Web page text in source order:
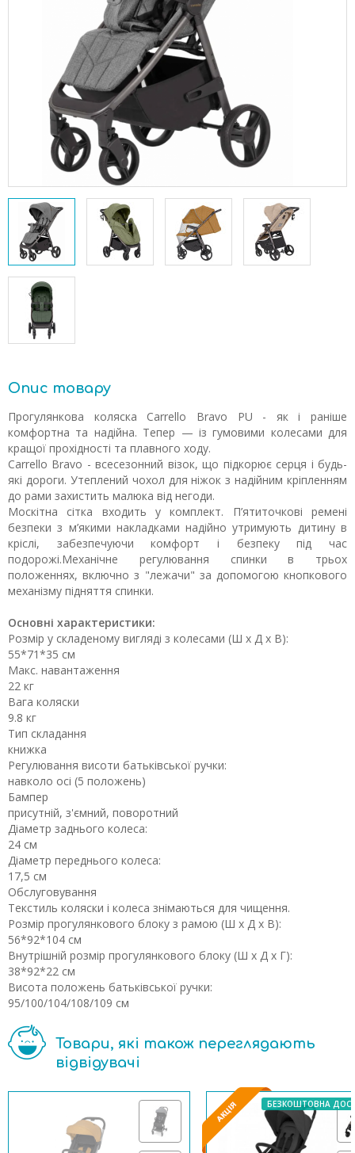
Опис товару
Прогулянкова коляска Carrello Bravo PU - як і раніше
комфортна та надійна. Тепер — із гумовими колесами для
кращої прохідності та плавного ходу.
Carrello Bravo - всесезонний візок, що підкорює серця і будь-
які дороги. Утеплений чохол для ніжок з надійним кріпленням
до рами захистить малюка від негоди.
Москітна сітка входить у комплект. П’ятиточкові ремені
безпеки з м’якими накладками надійно утримують дитину в
кріслі, забезпечуючи комфорт і безпеку під час
подорожі.Механічне регулювання спинки в трьох
положеннях, включно з "лежачи" за допомогою кнопкового
механізму підняття спинки.
Основні характеристики:
Розмір у складеному вигляді з колесами (Ш х Д х В):
55*71*35 см
Макс. навантаження
22 кг
Вага коляски
9.8 кг
Тип складання
книжка
Регулювання висоти батьківської ручки:
навколо осі (5 положень)
Бампер
присутній, з'ємний, поворотний
Діаметр заднього колеса:
24 см
Діаметр переднього колеса:
17,5 см
Обслуговування
Текстиль коляски і колеса знімаються для чищення.
Розмір прогулянкового блоку з рамою (Ш х Д х В):
56*92*104 см
Внутрішній розмір прогулянкового блоку (Ш х Д х Г):
38*92*22 см
Висота положень батьківської ручки:
95/100/104/108/109 см
Товари, які також переглядають
відвідувачі
БЕЗКОШТОВНА